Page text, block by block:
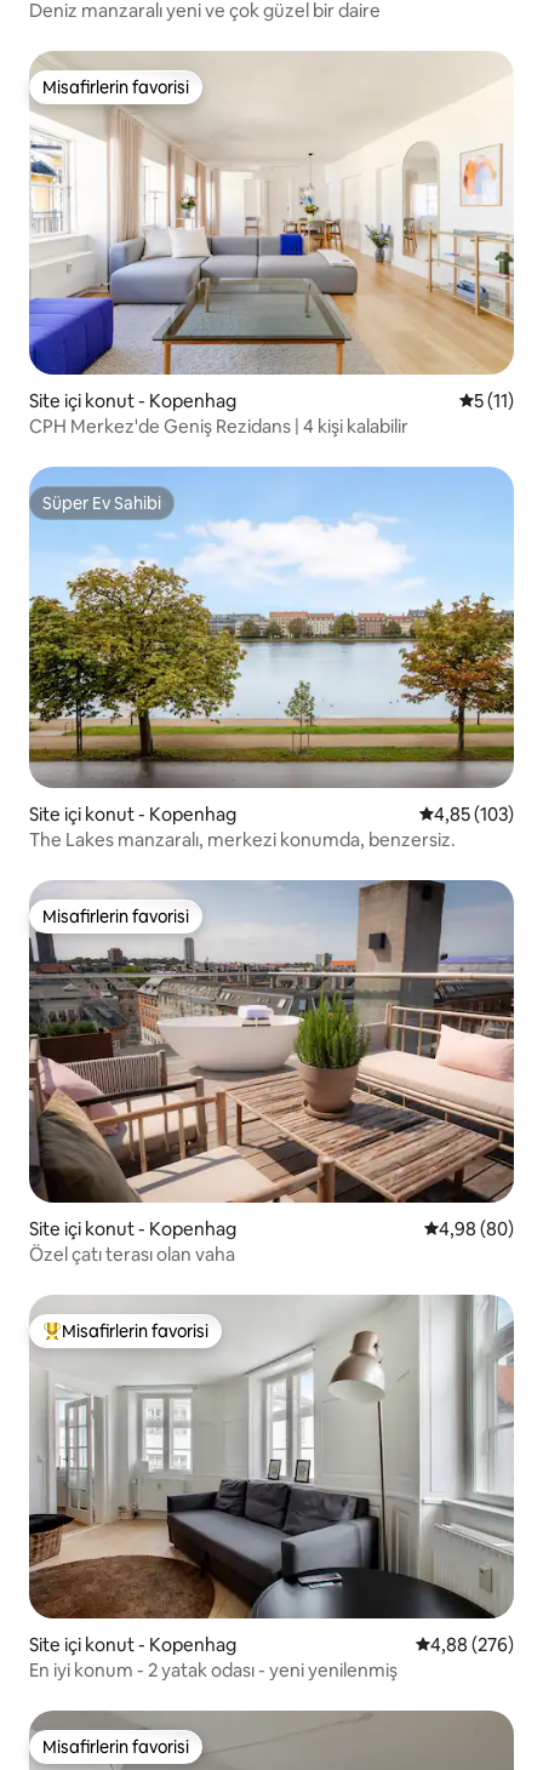
Deniz manzaralı yeni ve çok güzel bir daire
Misafirlerin favorisi
Misafirlerin favorisi
Site içi konut - Kopenhag 55 (11)
CPH Merkez'de Geniş Rezidans | 4 kişi kalabilir
Süper Ev Sahibi
Süper Ev Sahibi
Site içi konut - Kopenhag 5 üzerinden
4,85 (103)
The Lakes manzaralı, merkezi konumda, benzersiz.
Misafirlerin favorisi
Misafirlerin favorisi
Site içi konut - Kopenhag 5 üzerinden
4,98 (80)
Özel çatı terası olan vaha
Misafirlerin favorilerinden en beğenilenler arasında
Misafirlerin favorisi
Site içi konut - Kopenhag 5 üzerinden
4,88 (276)
En iyi konum - 2 yatak odası - yeni yenilenmiş
Misafirlerin favorisi
Misafirlerin favorisi